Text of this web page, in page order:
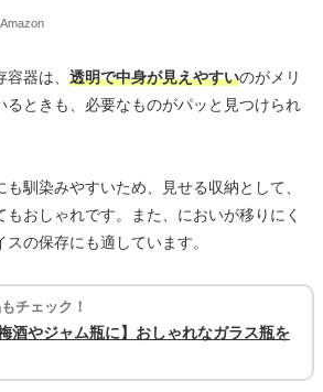
器は、 透明で中身が見えやすいのがメリ
るときも、必要なものがパッと見つけられ
馴染みやすいため、見せる収納として、
おしゃれです。また、においが移りにく
の保存にも適しています。
チェック！
酒やジャム瓶に】おしゃれなガラス瓶を